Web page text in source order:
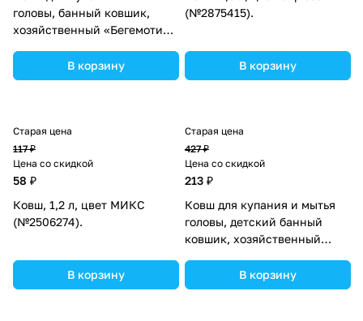
головы, банный ковшик,
хозяйственный «Бегемотик»,
(№4350277).В корзину
(№2875415).
В корзину
Старая цена
117 ₽
Цена со скидкой
58 ₽
Ковш, 1,2 л, цвет МИКС
(№2506274).
В корзину
Старая цена
427 ₽
Цена со скидкой
213 ₽
Ковш для купания и мытья
головы, детский банный
ковшик, хозяйственный
(№7761343).В корзину